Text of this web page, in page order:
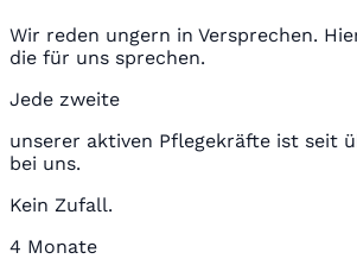
Wir reden ungern in Versprechen.
die für uns sprechen.
Jede zweite
unserer aktiven Pflegekräfte ist seit
bei uns.
Kein Zufall.
4 Monate